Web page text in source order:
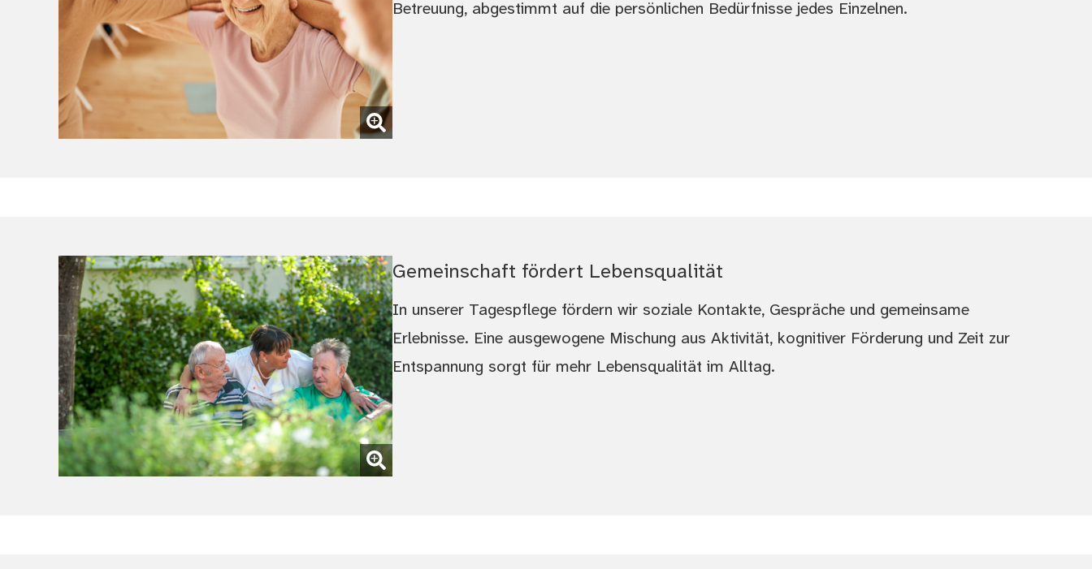
(Bild vergrößern)
Betreuung, abgestimmt auf die persönlichen Bedürfnisse jedes Einzelnen.
(Bild vergrößern)
Gemeinschaft fördert Lebensqualität
In unserer Tagespflege fördern wir soziale Kontakte, Gespräche und gemeinsame
Erlebnisse. Eine ausgewogene Mischung aus Aktivität, kognitiver Förderung und Zeit zur
Entspannung sorgt für mehr Lebensqualität im Alltag.